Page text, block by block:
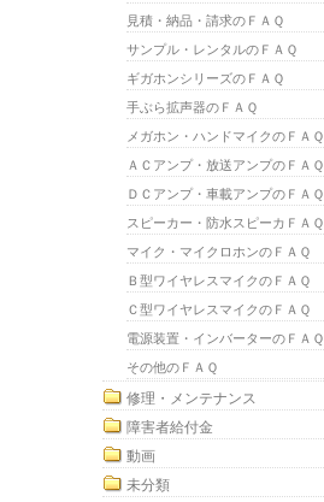
見積・納品・請求のＦＡＱ
サンプル・レンタルのＦＡＱ
ギガホンシリーズのＦＡＱ
手ぶら拡声器のＦＡＱ
メガホン・ハンドマイクのＦＡＱ
ＡＣアンプ・放送アンプのＦＡＱ
ＤＣアンプ・車載アンプのＦＡＱ
スピーカー・防水スピーカＦＡＱ
マイク・マイクロホンのＦＡＱ
Ｂ型ワイヤレスマイクのＦＡＱ
Ｃ型ワイヤレスマイクのＦＡＱ
電源装置・インバーターのＦＡＱ
その他のＦＡＱ
修理・メンテナンス
障害者給付金
動画
未分類